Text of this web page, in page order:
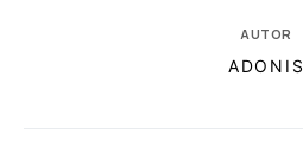
AUTOR
ADONIS